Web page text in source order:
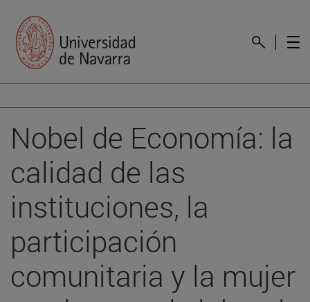
Nobel de Economía: la
calidad de las
instituciones, la
participación
comunitaria y la mujer